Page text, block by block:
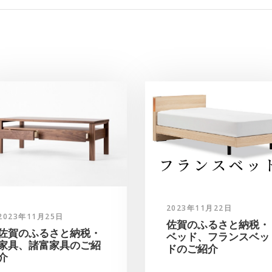
年11月25日
賀のふるさと納税・
具、諸富家具のご紹
2023年11月22日
佐賀のふるさと納税・
ベッド、フランスベッ
ドのご紹介